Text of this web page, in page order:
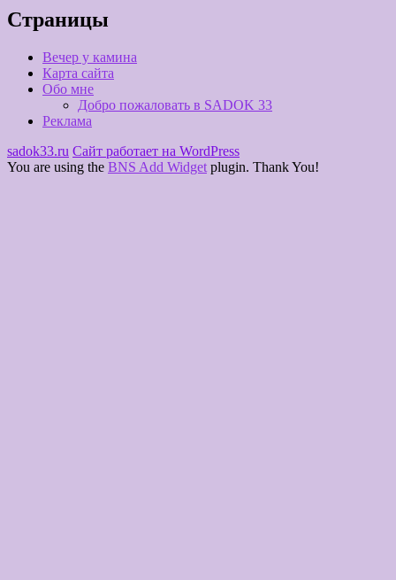
Страницы
Вечер у камина
Карта сайта
Обо мне
Добро пожаловать в SADOK 33
Реклама
sadok33.ru Сайт работает на WordPress
You are using the BNS Add Widget plugin. Thank You!